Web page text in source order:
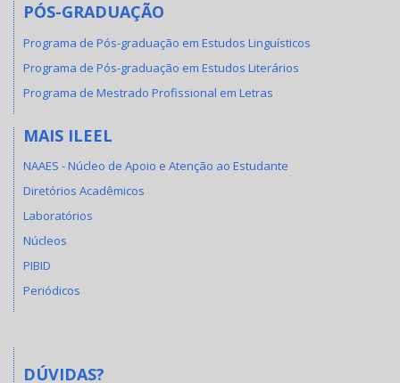
PÓS-GRADUAÇÃO
Programa de Pós-graduação em Estudos Linguísticos
Programa de Pós-graduação em Estudos Literários
Programa de Mestrado Profissional em Letras
MAIS ILEEL
NAAES - Núcleo de Apoio e Atenção ao Estudante
Diretórios Acadêmicos
Laboratórios
Núcleos
PIBID
Periódicos
DÚVIDAS?